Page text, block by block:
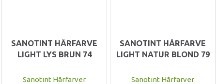
SANOTINT HÅRFARVE
LIGHT LYS BRUN 74
Sanotint Hårfarver
SANOTINT HÅRFARVE
LIGHT NATUR BLOND 79
Sanotint Hårfarver